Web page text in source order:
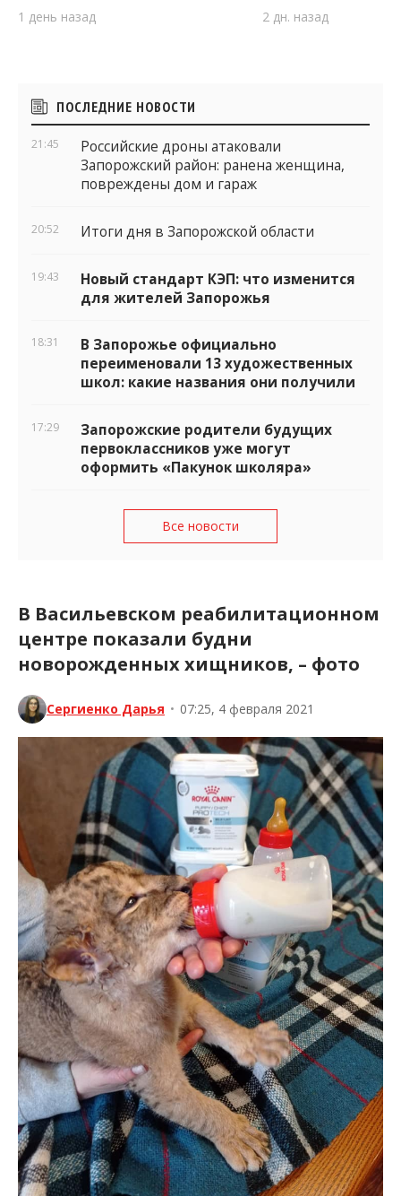
1 день назад 2 дн. назад
Боковые
виджеты
ПОСЛЕДНИЕ НОВОСТИ
21:45
Российские дроны атаковали
Запорожский район: ранена женщина,
повреждены дом и гараж
20:52 Итоги дня в Запорожской области
19:43
Новый стандарт КЭП: что изменится
для жителей Запорожья
18:31
В Запорожье официально
переименовали 13 художественных
школ: какие названия они получили
17:29
Запорожские родители будущих
первоклассников уже могут
оформить «Пакунок школяра»
Все новости
В Васильевском реабилитационном
центре показали будни
новорожденных хищников, – фото
Сергиенко Дарья • 07:25, 4 февраля 2021